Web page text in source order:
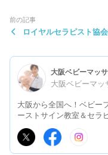
前の記事
ロイヤルセラピスト協
大阪から全国へ！ベビー
ーストサイン教室＆セラ
グラファー資格でおうち
国出張可能。子連れOKの
業を応援。